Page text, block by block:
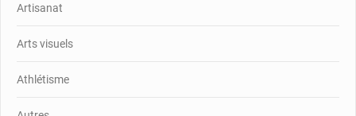
Artisanat
Arts visuels
Athlétisme